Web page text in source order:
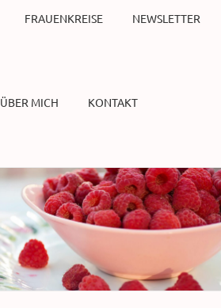
FRAUENKREISE NEWSLETTER
ÜBER MICH KONTAKT